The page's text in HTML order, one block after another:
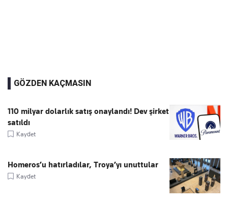
GÖZDEN KAÇMASIN
110 milyar dolarlık satış onaylandı! Dev şirket
satıldı
Kaydet
Homeros’u hatırladılar, Troya’yı unuttular
Kaydet